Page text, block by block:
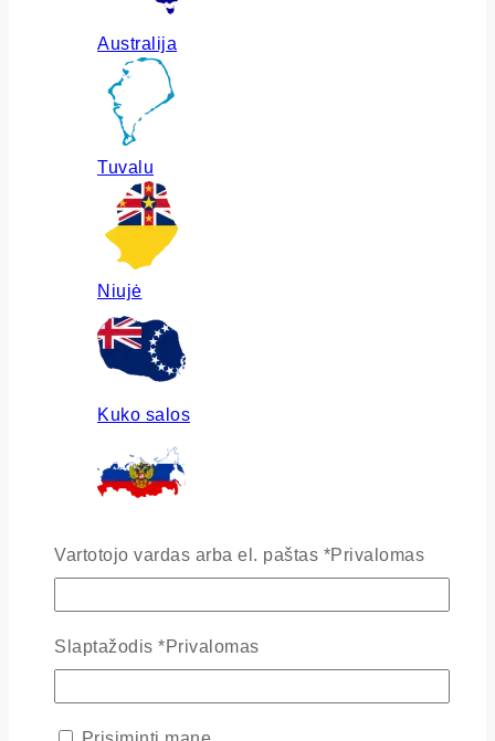
Australija
Tuvalu
Niujė
Kuko salos
Vartotojo vardas arba el. paštas *Privalomas
Slaptažodis *Privalomas